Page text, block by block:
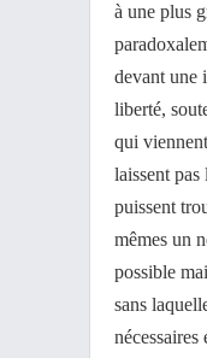
à une plus
devant une
liberté,
qui
laissent pas
puissent
mêmes un
possible
sans